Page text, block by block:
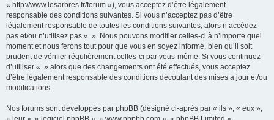
« http://www.lesarbres.fr/forum »), vous acceptez d’être légalement
responsable des conditions suivantes. Si vous n’acceptez pas d’être
légalement responsable de toutes les conditions suivantes, alors n’accédez
pas et/ou n’utilisez pas « ». Nous pouvons modifier celles-ci à n’importe quel
moment et nous ferons tout pour que vous en soyez informé, bien qu’il soit
prudent de vérifier régulièrement celles-ci par vous-même. Si vous continuez
d’utiliser « » alors que des changements ont été effectués, vous acceptez
d’être légalement responsable des conditions découlant des mises à jour et/ou
modifications.
Nos forums sont développés par phpBB (désigné ci-après par « ils », « eux »,